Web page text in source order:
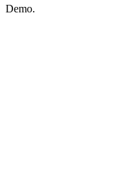
Demo.